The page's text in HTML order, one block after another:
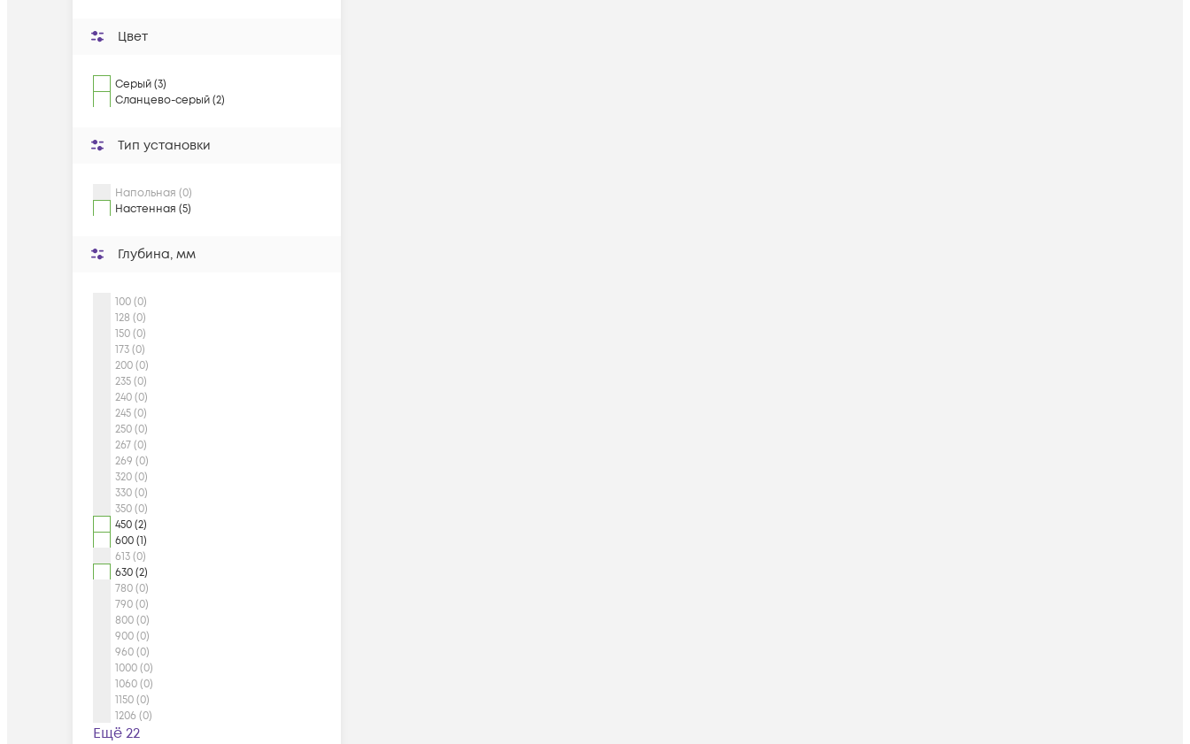
Цвет
Серый (3)
Сланцево-серый (2)
Тип установки
Напольная (0)
Настенная (5)
Глубина, мм
100 (0)
128 (0)
150 (0)
173 (0)
200 (0)
235 (0)
240 (0)
245 (0)
250 (0)
267 (0)
269 (0)
320 (0)
330 (0)
350 (0)
450 (2)
600 (1)
613 (0)
630 (2)
780 (0)
790 (0)
800 (0)
900 (0)
960 (0)
1000 (0)
1060 (0)
1150 (0)
1206 (0)
Ещё 22